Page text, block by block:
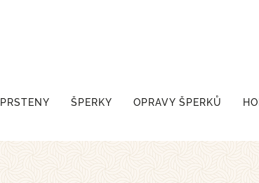
PRSTENY ŠPERKY OPRAVY ŠPERKŮ